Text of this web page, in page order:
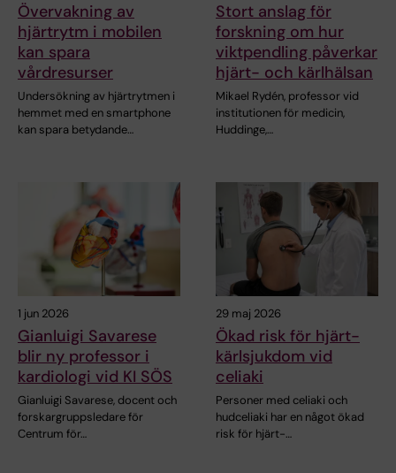
Övervakning av
hjärtrytm i mobilen
kan spara
vårdresurser
Undersökning av hjärtrytmen i
hemmet med en smartphone
kan spara betydande…
Stort anslag för
forskning om hur
viktpendling påverkar
hjärt- och kärlhälsan
Mikael Rydén, professor vid
institutionen för medicin,
Huddinge,…
1 jun 2026
Gianluigi Savarese
blir ny professor i
kardiologi vid KI SÖS
Gianluigi Savarese, docent och
forskargruppsledare för
Centrum för…
29 maj 2026
Ökad risk för hjärt-
kärlsjukdom vid
celiaki
Personer med celiaki och
hudceliaki har en något ökad
risk för hjärt-…